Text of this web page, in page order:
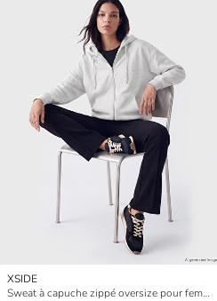
XSIDE
Sweat à capuche zippé oversize pour femme